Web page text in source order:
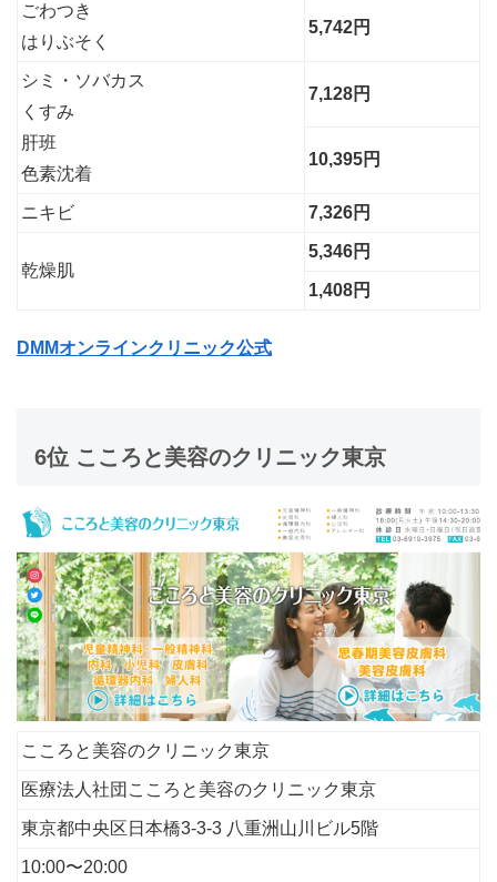
ごわつき
はりぶそく
5,742円
シミ・ソバカス
くすみ
肝班
色素沈着
7,128円
10,395円
ニキビ 7,326円
乾燥肌
5,346円
1,408円
DMMオンラインクリニック公式
6位 こころと美容のクリニック東京
こころと美容のクリニック東京
医療法人社団こころと美容のクリニック東京
東京都中央区日本橋3-3-3 八重洲山川ビル5階
10:00〜20:00